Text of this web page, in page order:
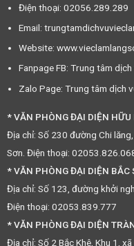
Điện thoại: 02056.289.289
Email:
Website:
Fanpage FB: Trung tâm
Zalo Page: Trung tâm dịch
* VĂN PHÒNG ĐẠI DIỆN HỮU
Địa chỉ: Số 230 đường Chi
Sơn. Điện thoại:
* VĂN PHÒNG ĐẠI DIỆN BẮC
Địa chỉ: Số 123, đường khởi
Điện thoại: 02053.839.777
* VĂN PHÒNG ĐẠI DIỆN
Địa chỉ: Số 2 Bắc Khê, Khu 1,